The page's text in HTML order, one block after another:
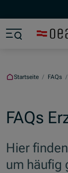
Startseite / FAQs /
FAQs
Hier
um häufig